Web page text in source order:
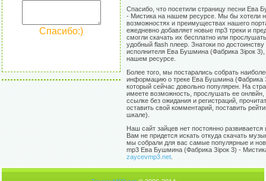
Спасибо:)
Спасибо, что посетили страницу песни Ева
- Мистика на нашем ресурсе. Мы бы хотели
возможностях и преимуществах нашего
ежедневно добавляет новые mp3 треки и
смогли скачать их бесплатно или
удобный flash плеер. Знатоки по
исполнителя Ева Бушмина (Фабрика Зірок 3),
нашем ресурсе.
Более того, мы постарались собрать
информацию о треке Ева Бушмина (Фабрика
который сейчас довольно популярен. На
имеете возможность, прослушать ее онлвйн,
ссылке без ожидания и регистраций,
оставить свой комментарий, поставить
шкале).
Наш сайт зайцев нет постоянно
Вам не придется искать откуда скачать
мы собрали для вас самые популярные и
mp3 Ева Бушмина (Фабрика Зірок 3) -
zaycevmp3.net.